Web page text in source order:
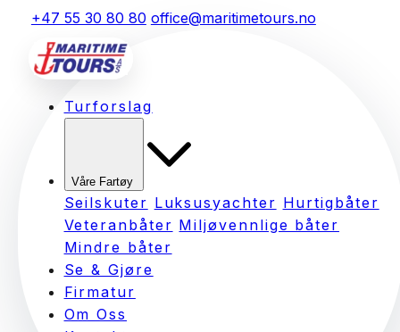
+47 55 30 80 80 office@maritimetours.no
Turforslag
Våre Fartøy
Seilskuter Luksusyachter Hurtigbåter
Veteranbåter Miljøvennlige båter
Mindre båter
Se & Gjøre
Firmatur
Om Oss